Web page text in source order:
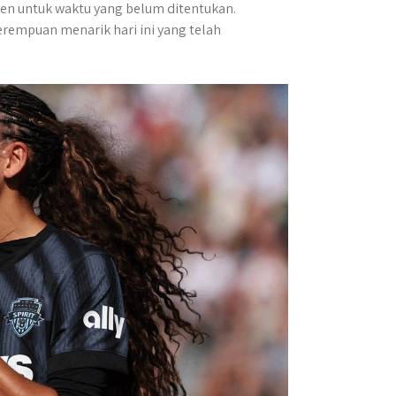
untuk waktu yang belum ditentukan.
menarik hari ini yang telah